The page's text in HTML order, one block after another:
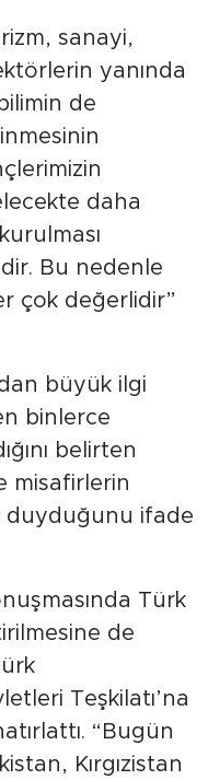
sanayi,
yanında
de
daha
Bu nedenle
çok değerlidir”
büyük ilgi
binlerce
belirten
misafirlerin
duyduğunu ifade
Türk
de
Teşkilatı’na
“Bugün
Kırgızistan